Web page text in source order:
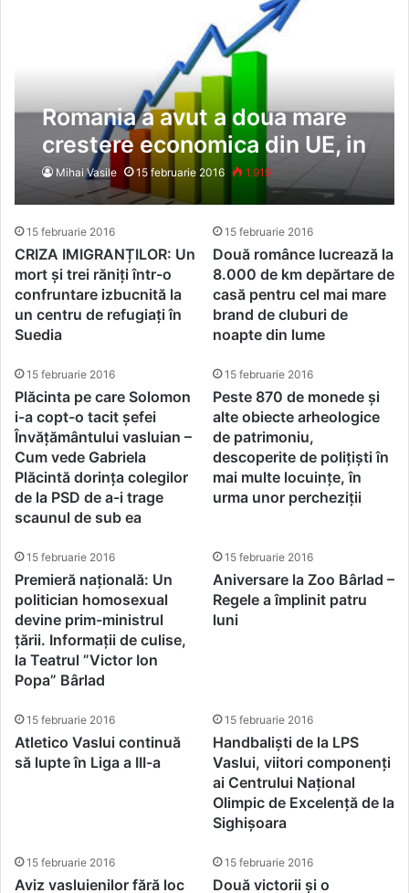
Romania a avut a doua mare
crestere economica din UE, in
T4 din 2015
Mihai Vasile 15 februarie 2016 1.919
15 februarie 2016
CRIZA IMIGRANȚILOR: Un
mort și trei răniți într-o
confruntare izbucnită la
un centru de refugiați în
Suedia
15 februarie 2016
Două românce lucrează la
8.000 de km depărtare de
casă pentru cel mai mare
brand de cluburi de
noapte din lume
15 februarie 2016
Plăcinta pe care Solomon
i-a copt-o tacit șefei
Învățământului vasluian –
Cum vede Gabriela
Plăcintă dorința colegilor
de la PSD de a-i trage
scaunul de sub ea
15 februarie 2016
Peste 870 de monede și
alte obiecte arheologice
de patrimoniu,
descoperite de polițiști în
mai multe locuințe, în
urma unor percheziții
15 februarie 2016
Premieră națională: Un
politician homosexual
devine prim-ministrul
țării. Informații de culise,
la Teatrul ”Victor Ion
Popa” Bârlad
15 februarie 2016
Aniversare la Zoo Bârlad –
Regele a împlinit patru
luni
15 februarie 2016
Atletico Vaslui continuă
să lupte în Liga a III-a
15 februarie 2016
Handbaliști de la LPS
Vaslui, viitori componenți
ai Centrului Național
Olimpic de Excelență de la
Sighișoara
15 februarie 2016
Aviz vasluienilor fără loc
15 februarie 2016
Două victorii și o